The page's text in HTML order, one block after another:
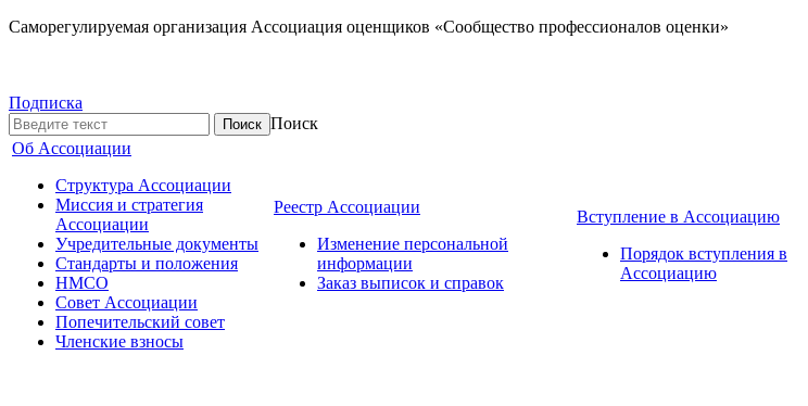
Саморегулируемая организация Ассоциация оценщиков «Сообщество профессионалов оценки»
Подписка
Поиск
Об Ассоциации
Структура Ассоциации
Миссия и стратегия
Ассоциации
Учредительные документы
Стандарты и положения
НМСО
Совет Ассоциации
Попечительский совет
Членские взносы
Реестр Ассоциации
Изменение персональной
информации
Заказ выписок и справок
Вступление в Ассоциацию
Порядок вступления в
Ассоциацию